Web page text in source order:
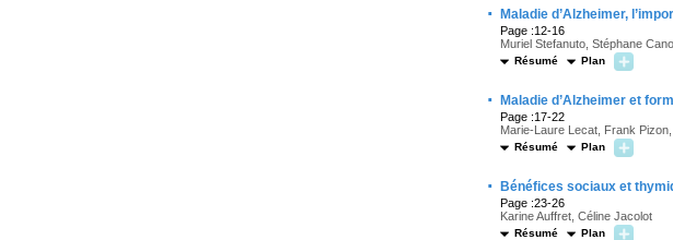
· Maladie d’Alzheimer,
Page :12-16
Muriel Stefanuto, Stéphane
Résumé Plan
· Maladie d’Alzheimer et
Page :17-22
Marie-Laure Lecat, Frank
Résumé Plan
· Bénéfices sociaux et
Page :23-26
Karine Auffret, Céline Jacolot
Résumé Plan